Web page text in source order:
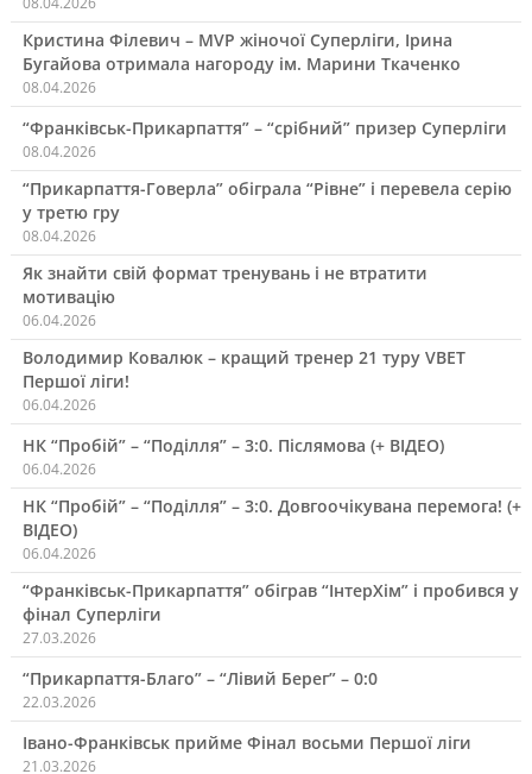
Кристина Філевич – MVP жіночої Суперліги, Ірина
Бугайова отримала нагороду ім. Марини Ткаченко
08.04.2026
“Франківськ-Прикарпаття” – “срібний” призер Суперліги
08.04.2026
“Прикарпаття-Говерла” обіграла “Рівне” і перевела серію
у третю гру
08.04.2026
Як знайти свій формат тренувань і не втратити
мотивацію
06.04.2026
Володимир Ковалюк – кращий тренер 21 туру VBET
Першої ліги!
06.04.2026
НК “Пробій” – “Поділля” – 3:0. Післямова (+ ВІДЕО)
06.04.2026
НК “Пробій” – “Поділля” – 3:0. Довгоочікувана перемога! (+
ВІДЕО)
06.04.2026
“Франківськ-Прикарпаття” обіграв “ІнтерХім” і пробився у
фінал Суперліги
27.03.2026
“Прикарпаття-Благо” – “Лівий Берег” – 0:0
22.03.2026
Івано-Франківськ прийме Фінал восьми Першої ліги
21.03.2026